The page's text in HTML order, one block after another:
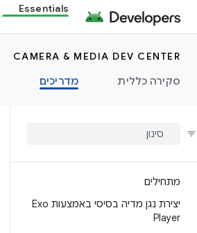
Essentials
CAMERA & MEDIA DEV CENTER
סקירה כללית
מדריכים
מתחילים
יצירת נגן מדיה בסיסי באמצעות Exo
Player